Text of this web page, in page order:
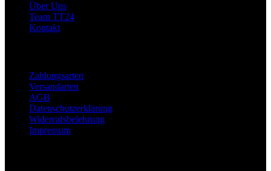
Über Uns
Team TT24
Kontakt
Zahlungsarten
Versandarten
AGB
Datenschutzerklärung
Widerrufsbelehrung
Impressum